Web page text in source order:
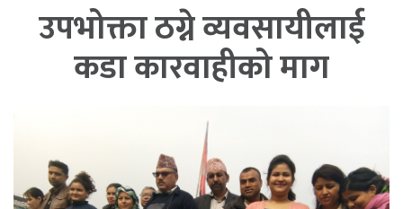
उपभोक्ता ठग्ने व्यवसायीलाई
कडा कारवाहीको माग